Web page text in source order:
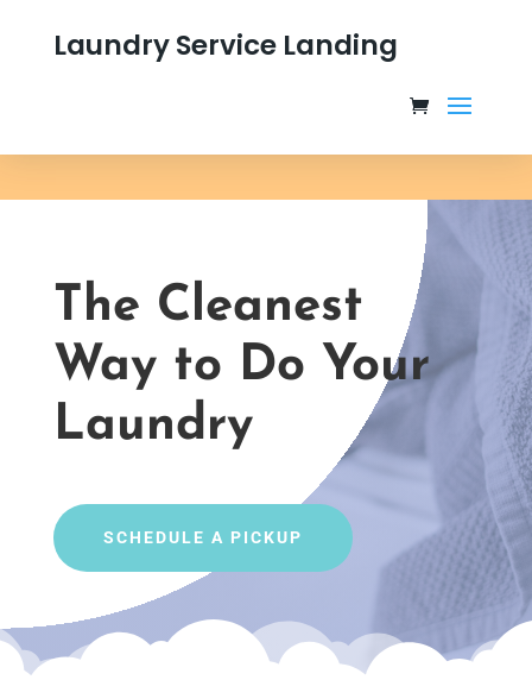
Laundry Service Landing
The Cleanest
Way to Do Your
Laundry
SCHEDULE A PICKUP